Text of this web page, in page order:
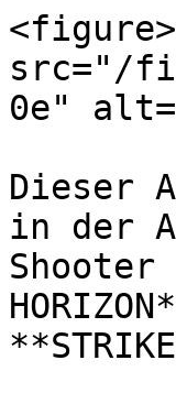
src="/
0e"
Dieser
in der
Shooter